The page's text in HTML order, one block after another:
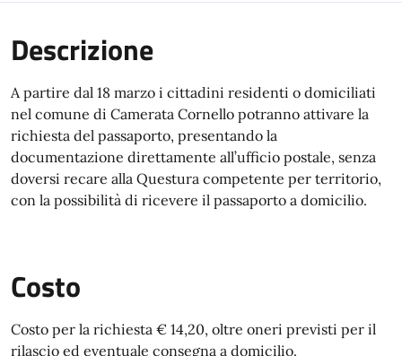
Descrizione
A partire dal 18 marzo i cittadini residenti o domiciliati
nel comune di Camerata Cornello potranno attivare la
richiesta del passaporto, presentando la
documentazione direttamente all’ufficio postale, senza
doversi recare alla Questura competente per territorio,
con la possibilità di ricevere il passaporto a domicilio.
Costo
Costo per la richiesta € 14,20, oltre oneri previsti per il
rilascio ed eventuale consegna a domicilio.